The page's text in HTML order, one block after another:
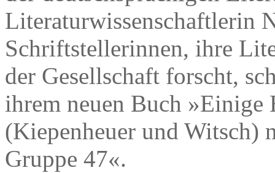
Literaturwissenschaftlerin
Schriftstellerinnen, ihre
der Gesellschaft forscht,
ihrem neuen Buch »Einige
(Kiepenheuer und Witsch)
Gruppe 47«.